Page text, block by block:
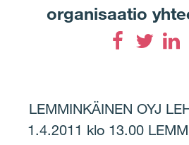
organisaatio
LEMMINKÄINEN OYJ
1.4.2011 klo 13.00